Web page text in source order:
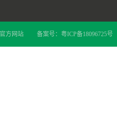
方网站 备案号： 粤ICP备18096725号